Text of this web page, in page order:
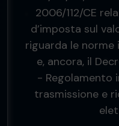
2006/112/CE
d’imposta sul
riguarda le
e, ancora, il
- Regolamento
trasmissione e